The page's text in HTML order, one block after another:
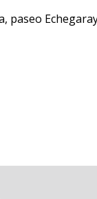
paseo